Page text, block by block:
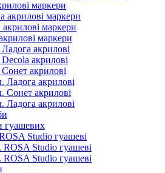
маркери
акрилові маркери
маркери
маркери
акрилові
акрилові
акрилові
Ладога акрилові
Сонет акрилові
Ладога акрилові
гуашевих
Studio гуашеві
ROSA Studio гуашеві
ROSA Studio гуашеві